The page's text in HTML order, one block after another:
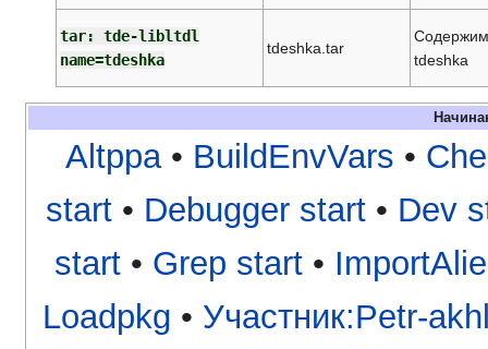
tar: tde-libltdl
name=tdeshka
tdeshka.tar
tdeshka
Altppa• BuildEnvVars •
start • Debugger start • Dev
start• Grep start•
Loadpkg • Участник:Petr-